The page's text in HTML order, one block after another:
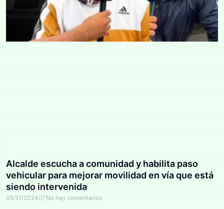
Alcalde escucha a comunidad y habilita paso
vehicular para mejorar movilidad en vía que está
siendo intervenida
05/11/2024 No hay comentarios